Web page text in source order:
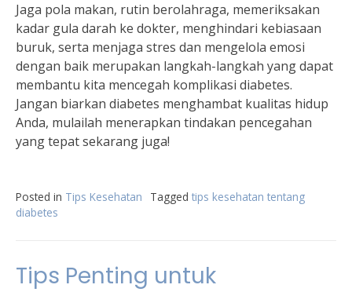
Jaga pola makan, rutin berolahraga, memeriksakan
kadar gula darah ke dokter, menghindari kebiasaan
buruk, serta menjaga stres dan mengelola emosi
dengan baik merupakan langkah-langkah yang dapat
membantu kita mencegah komplikasi diabetes.
Jangan biarkan diabetes menghambat kualitas hidup
Anda, mulailah menerapkan tindakan pencegahan
yang tepat sekarang juga!
Posted in Tips Kesehatan Tagged tips kesehatan tentang
diabetes
Tips Penting untuk